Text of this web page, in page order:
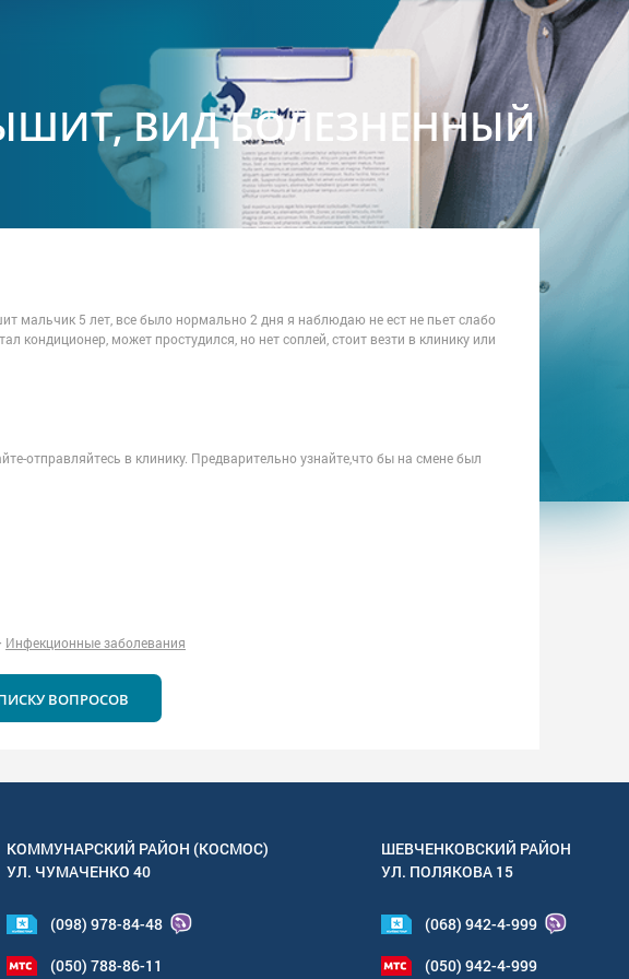
ВИД БОЛЕЗНЕННЫЙ
мальчик 5 лет, все было нормально 2 дня я наблюдаю не ест не пьет слабо
кондиционер, может простудился, но нет соплей, стоит везти в клинику или
отправляйтесь в клинику. Предварительно узнайте,что бы на смене был
· Инфекционные заболевания
ВОПРОСОВ
КОММУНАРСКИЙ РАЙОН (КОСМОС)
УЛ. ЧУМАЧЕНКО 40
(098) 978-84-48
(050) 788-86-11
ШЕВЧЕНКОВСКИЙ РАЙОН
УЛ. ПОЛЯКОВА 15
(068) 942-4-999
(050) 942-4-999